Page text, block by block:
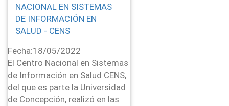
NACIONAL EN SISTEMAS
DE INFORMACIÓN EN
SALUD - CENS
Fecha:18/05/2022
El Centro Nacional en Sistemas
de Información en Salud CENS,
del que es parte la Universidad
de Concepción, realizó en las